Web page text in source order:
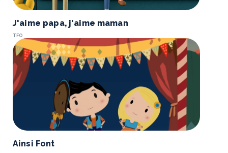
J'aime papa, j'aime maman
TFO
Ainsi Font